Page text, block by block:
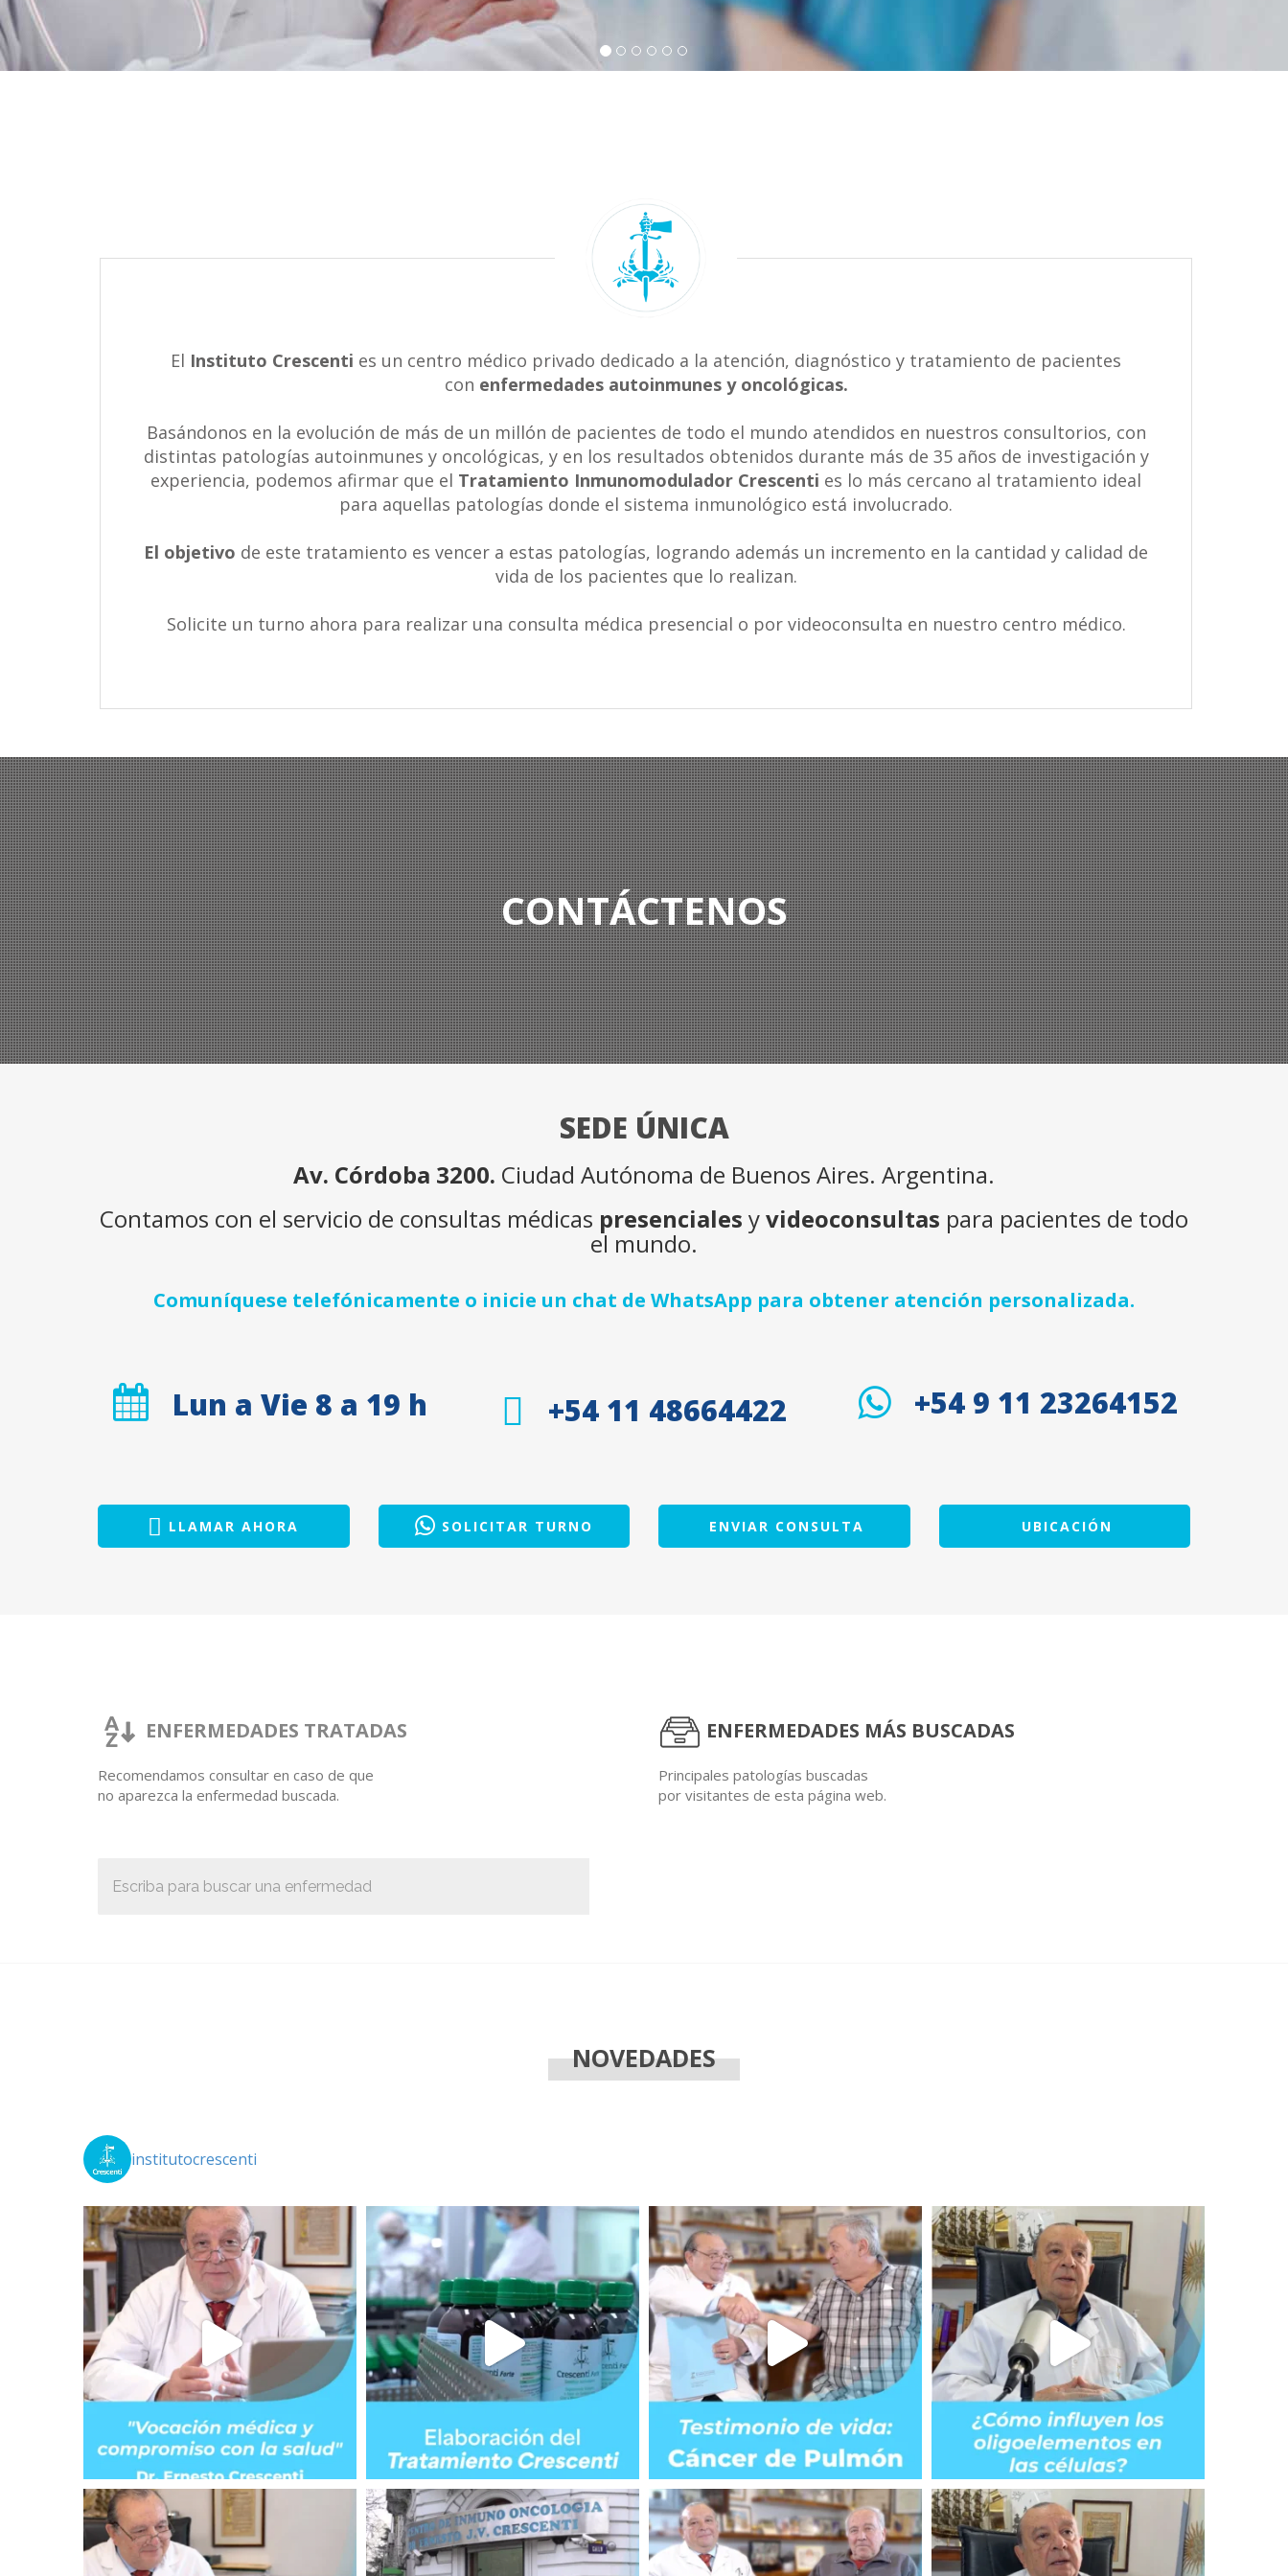
El Instituto Crescenti es un centro médico privado dedicado a la atención, diagnóstico y tratamiento de pacientes
con enfermedades autoinmunes y oncológicas.
Basándonos en la evolución de más de un millón de pacientes de todo el mundo atendidos en nuestros consultorios, con
distintas patologías autoinmunes y oncológicas, y en los resultados obtenidos durante más de 35 años de investigación y
experiencia, podemos afirmar que el Tratamiento Inmunomodulador Crescenti es lo más cercano al tratamiento ideal
para aquellas patologías donde el sistema inmunológico está involucrado.
El objetivo de este tratamiento es vencer a estas patologías, logrando además un incremento en la cantidad y calidad de
vida de los pacientes que lo realizan.
Solicite un turno ahora para realizar una consulta médica presencial o por videoconsulta en nuestro centro médico.
CONTÁCTENOS
SEDE ÚNICA
Av. Córdoba 3200. Ciudad Autónoma de Buenos Aires. Argentina.
Contamos con el servicio de consultas médicas presenciales yvideoconsultas para pacientes de todo
el mundo.
Comuníquese telefónicamente o inicie un chat de WhatsApp para obtener atención personalizada.
Lun a Vie 8 a 19 h +54 11 48664422 +54 9 11 23264152
LLAMAR AHORA SOLICITAR TURNO ENVIAR CONSULTA UBICACIÓN
ENFERMEDADES TRATADAS
Recomendamos consultar en caso de que
no aparezca la enfermedad buscada.
ENFERMEDADES MÁS BUSCADAS
Principales patologías buscadas
por visitantes de esta página web.
NOVEDADES
institutocrescenti